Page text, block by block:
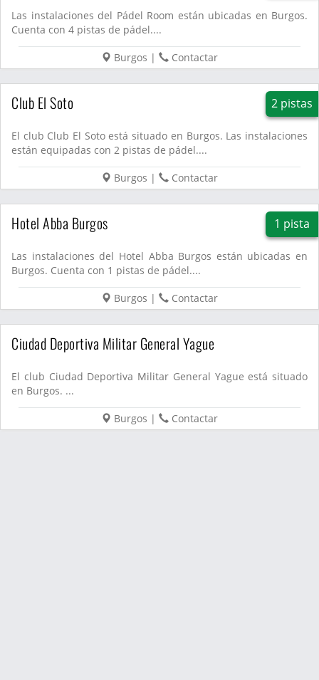
Las instalaciones del Pádel Room están ubicadas en Burgos.
Cuenta con 4 pistas de pádel....
Burgos | Contactar
Club El Soto 2 pistas
El club Club El Soto está situado en Burgos. Las instalaciones
están equipadas con 2 pistas de pádel....
Burgos | Contactar
Hotel Abba Burgos 1 pista
Las instalaciones del Hotel Abba Burgos están ubicadas en
Burgos. Cuenta con 1 pistas de pádel....
Burgos | Contactar
Ciudad Deportiva Militar General Yague
El club Ciudad Deportiva Militar General Yague está situado
en Burgos. ...
Burgos | Contactar